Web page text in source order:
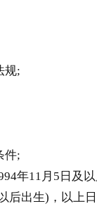
规;
件;
11月5日及
后出生)，以上